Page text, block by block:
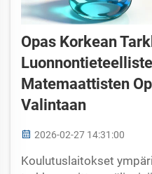
Opas Korkean
Matemaattisten
Valintaan
2026-02-27 14:31:00
Koulutuslaitokset